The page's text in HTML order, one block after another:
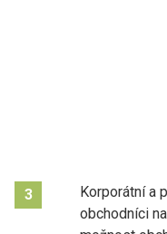
3
Korporátní a
obchodníci